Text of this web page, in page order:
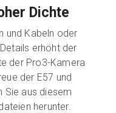
Dichte
und Kabeln oder
erhöht der
der Pro3-Kamera
der E57 und
Sie aus diesem
herunter.